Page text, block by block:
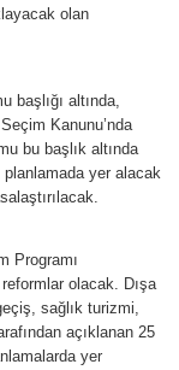
olan
başlığı altında,
Kanunu’nda
bu başlık altında
planlamada yer alacak
Programı
olacak. Dışa
sağlık turizmi,
açıklanan 25
yer